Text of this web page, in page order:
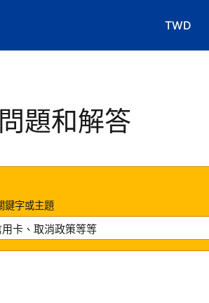
TWD
選擇您
題和解答
鍵字或主題